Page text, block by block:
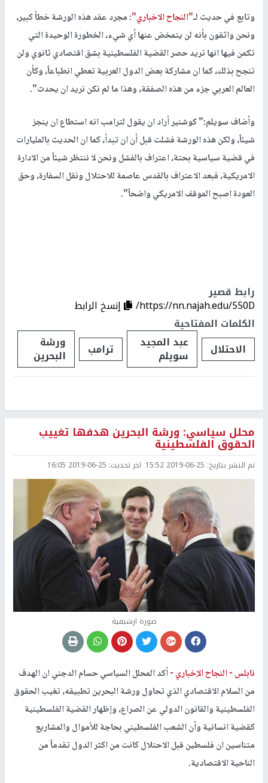
وتابع في حديث لـ"النجاح الاخباري": مجرد عقد هذه الورشة خطأ كبير،
ونحن واثقون بأنه لن يتمخض عنها أي شيء، الخطورة الوحيدة التي
تكمن فيها انها تريد حصر القضية الفلسطينية بشق اقتصادي ثانوي ولن
تنجح بذلك، كما ان مشاركة بعض الدول العربية تعطي انطباعاً، وكأن
العالم العربي جزء من هذه الصفقة، وهذا ما لم نكن نريد ان يحدث".
وأضاف سويلم:" كوشنير أراد ان يقول لترامب انه استطاع ان ينجز
شيئاً، ولكن هذه الورشة فشلت قبل أن ان تبدأ، كما ان الحديث بالمليارات
في قضية سياسية بحتة، اعتراف بالفشل ونحن لا ننتظر شيئاً من الادارة
الامريكية، فبعد الاعتراف بالقدس عاصمة للاحتلال ونقل السفارة، وحق
العودة اصبح الموقف الامريكي واضحاً".
رابط قصير
https://nn.najah.edu/550D/
إنسخ الرابط
الكلمات المفتاحية
الاحتلال
عبد المجيد
سويلم ترامب ورشة
البحرين
محلل سياسي: ورشة البحرين هدفها تغييب
الحقوق الفلسطينية
تم النشر بتاريخ: 2019-06-25 15:52 اخر تحديث: 2019-06-25 16:05
صورة ارشيفية
نابلس -النجاح الإخباري -أكد المحلل السياسي حسام الدجني ان الهدف
من السلام الاقتصادي الذي تحاول ورشة البحرين تطبيقه، تغيب الحقوق
الفلسطينية والقانون الدولي عن الصراع، وإظهار القضية الفلسطينية
كقضية انسانية وأن الشعب الفلسطيني بحاجة للأموال والمشاريع
متناسين ان فلسطين قبل الاحتلال كانت من اكثر الدول تقدماً من
الناحية الاقتصادية.